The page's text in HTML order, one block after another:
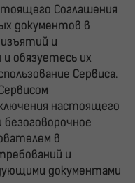
Соглашения
документов в
изъятий и
обязуетесь их
Сервиса.
настоящего
в
и
документами